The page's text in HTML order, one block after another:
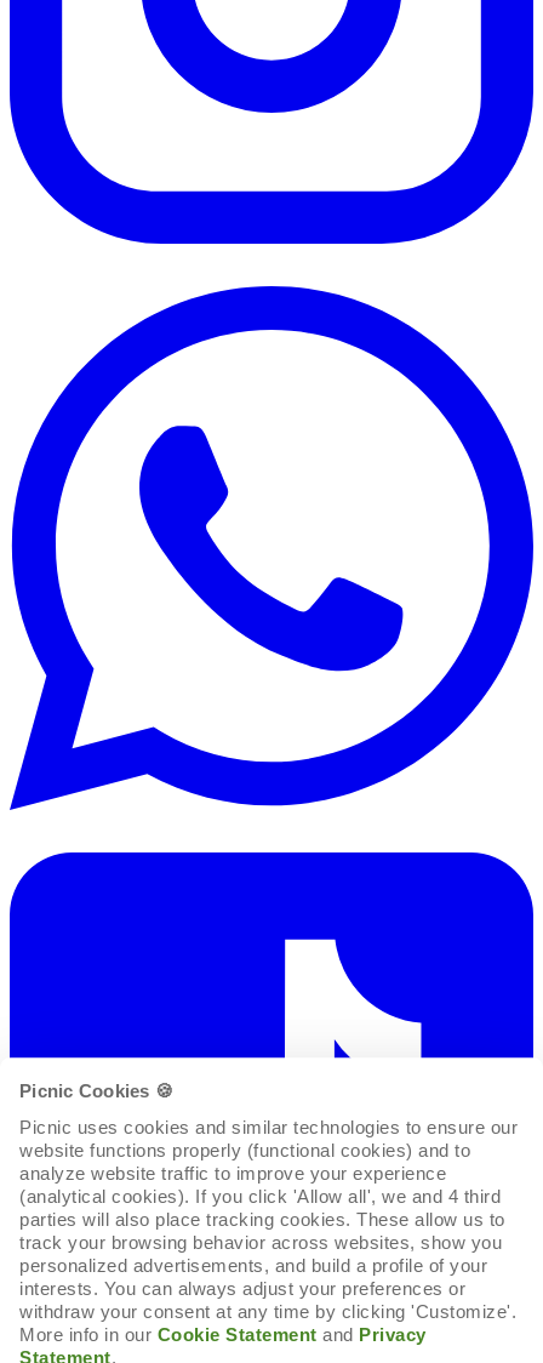
Picnic Cookies 🍪
Picnic uses cookies and similar technologies to ensure our
website functions properly (functional cookies) and to
analyze website traffic to improve your experience
(analytical cookies). If you click 'Allow all', we and 4 third
parties will also place tracking cookies. These allow us to
track your browsing behavior across websites, show you
personalized advertisements, and build a profile of your
interests. You can always adjust your preferences or
withdraw your consent at any time by clicking 'Customize'.
More info in our Cookie Statement and Privacy
Statement.